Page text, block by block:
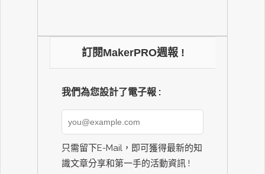
訂閱MakerPRO週報 !
我們為您設計了電子報 :
只需留下E-Mail，即可獲得最新的知
識文章分享和第一手的活動資訊 !